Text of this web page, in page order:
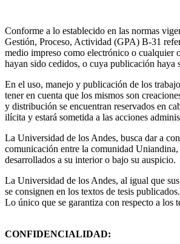
Conforme a lo establecido en las normas
Gestión, Proceso, Actividad (GPA) B-31
medio impreso como electrónico o cualquier
hayan sido cedidos, o cuya publicación
En el uso, manejo y publicación de los
tener en cuenta que los mismos son
y distribución se encuentran reservados en
ilícita y estará sometida a las acciones
La Universidad de los Andes, busca dar a
comunicación entre la comunidad
desarrollados a su interior o bajo su auspicio.
La Universidad de los Andes, al igual que
se consignen en los textos de tesis
Lo único que se garantiza con respecto a los
CONFIDENCIALIDAD: